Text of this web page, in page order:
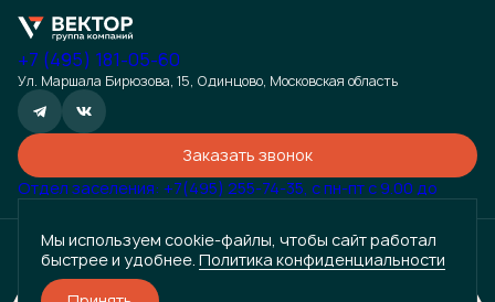
+7 (495) 181-05-60
Ул. Маршала Бирюзова, 15, Одинцово, Московская область
Заказать звонок
Отдел заселения: +7(495) 255-74-35, с пн-пт с 9.00 до
является публичной офертой, определяемой положениями статьи 435 Гражданского кодекса
Российской Федерации. Точные условия сотрудничества (цены, характеристики, сроки и т.д.)
уточняются индивидуально. Для получения подробной информации и заключения договора обращайтесь к
менеджерам компании по контактным данным, указанным на сайте. Просим вас учесть, что данная
информация может быть изменена без предварительного уведомления.
Мы используем cookie-файлы, чтобы сайт работал
быстрее и удобнее. Политика конфиденциальности